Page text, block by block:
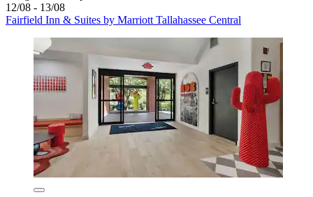
12/08 - 13/08
Fairfield Inn & Suites by Marriott Tallahassee Central